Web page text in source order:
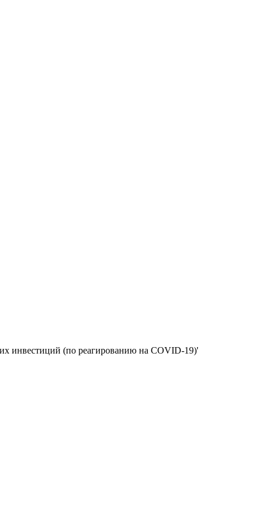
инвестиций (по реагированию на COVID-19)'